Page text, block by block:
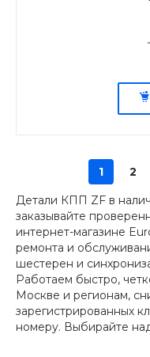
-
1 2
Детали КПП ZF в
заказывайте
интернет-магазине
ремонта и
шестерен и
Работаем быстро,
Москве и регионам,
зарегистрированных
номеру. Выбирайте